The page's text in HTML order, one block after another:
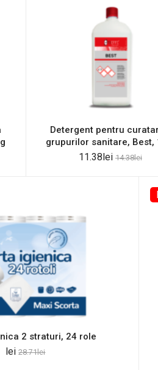
Detergent pentru
grupurilor sanitare, Best,
11.38lei 14.38lei
2 straturi, 24 role
lei 28.71lei